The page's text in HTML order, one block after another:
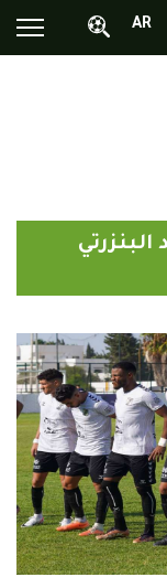
AR
ضد البنزرتي